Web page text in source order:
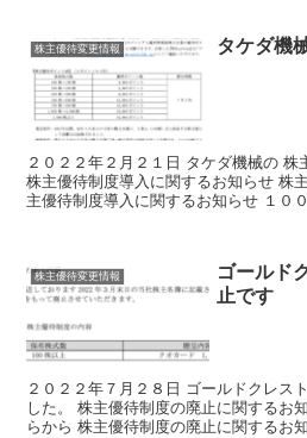
株主優待変更情報 タケダ機
２０２２年２月２１日 タケダ機械の 株
株主優待制度導入に関するお知らせ 株
主優待制度導入に関するお知らせ １０
株主優待変更情報
ゴールド
止です
２０２２年７月２８日 ゴールドクレス
した。 株主優待制度の廃止に関するお
らから 株主優待制度の廃止に関するお